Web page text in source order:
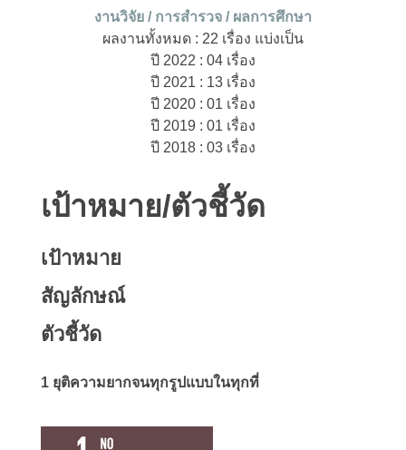
งานวิจัย / การสำรวจ / ผลการศึกษา
ผลงานทั้งหมด : 22 เรื่อง แบ่งเป็น
ปี 2022 : 04 เรื่อง
ปี 2021 : 13 เรื่อง
ปี 2020 : 01 เรื่อง
ปี 2019 : 01 เรื่อง
ปี 2018 : 03 เรื่อง
เป้าหมาย/ตัวชี้วัด
เป้าหมาย
สัญลักษณ์
ตัวชี้วัด
1 ยุติความยากจนทุกรูปแบบในทุกที่